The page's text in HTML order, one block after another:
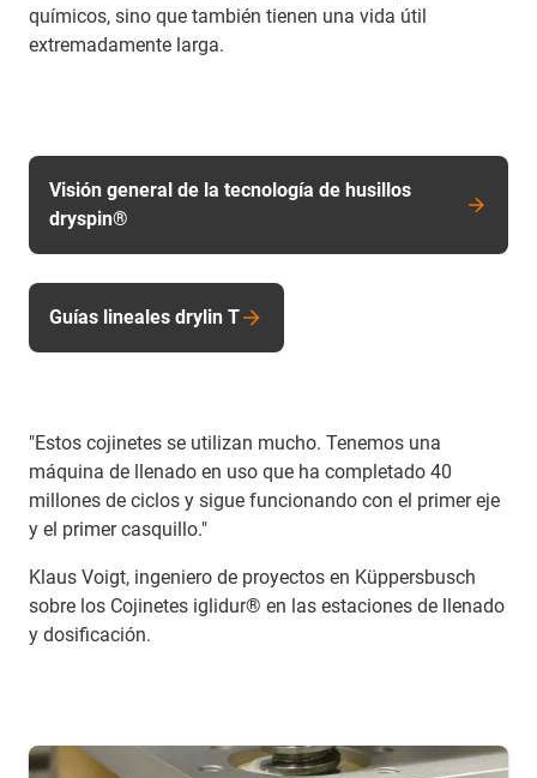
químicos, sino que también tienen una vida útil
extremadamente larga.
Visión general de la tecnología de husillos
dryspin®
Guías lineales drylin T
"Estos cojinetes se utilizan mucho. Tenemos una
máquina de llenado en uso que ha completado 40
millones de ciclos y sigue funcionando con el primer eje
y el primer casquillo."
Klaus Voigt, ingeniero de proyectos en Küppersbusch
sobre los Cojinetes iglidur® en las estaciones de llenado
y dosificación.